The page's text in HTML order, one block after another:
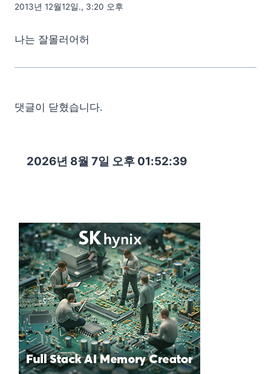
2013년 12월12일., 3:20 오후
나는 잘몰러어허
댓글이 닫혔습니다.
2026년 8월 7일 오후 01:52:40